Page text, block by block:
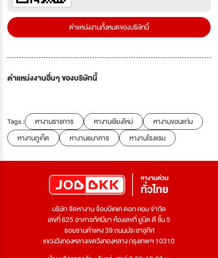
ตำแหน่งงานทั้งหมดของบริษัทนี้
ตำแหน่งงานอื่นๆ ของบริษัทนี้
Tags : หางานราชการ หางานเชียงใหม่
หางานขอนแก่น
หางานภูเก็ต
หางานธนาคาร หางานโรงแรม
บริษัท จัดหางาน จ๊อบบีเคเค ดอท คอม จำกัด
เลขที่ 625 อาคารทัศนียา ห้องเลขที่ ยูนิต ดี ชั้น 5
ซอยรามคำแหง 39 ถนนประชาอุทิศ
แขวงวังทองหลางเขตวังทองหลาง กรุงเทพฯ 10310